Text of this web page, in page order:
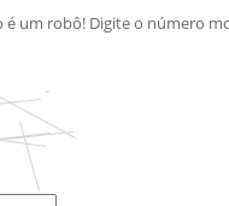
é um robô! Digite o número